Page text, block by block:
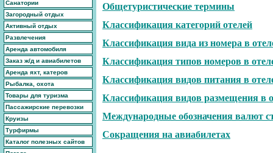
Санатории
Загородный отдых
Активный отдых
Развлечения
Аренда автомобиля
Заказ ж/д и авиабилетов
Аренда яхт, катеров
Рыбалка, охота
Товары для туризма
Пассажирские перевозки
Круизы
Турфирмы
Каталог полезных сайтов
Общетуристические термины
Классификация категорий отелей
Классификация вида из номера в
Классификация типов номеров в
Классификация видов питания в
Классификация видов размещения в
Международные обозначения валют
Сокращения на авиабилетах